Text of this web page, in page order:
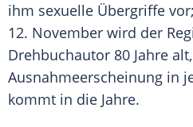
ihm sexuelle Übergriffe
12. November wird der
Drehbuchautor 80 Jahre
Ausnahmeerscheinung in
kommt in die Jahre.